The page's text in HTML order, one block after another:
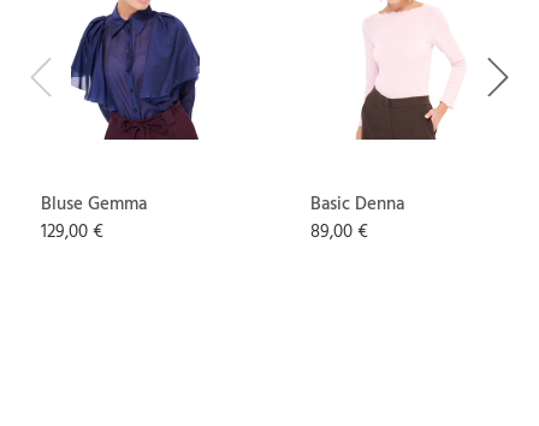
Previous
Bluse Gemma
129,00 €
Basic Denna
89,00 €
Next